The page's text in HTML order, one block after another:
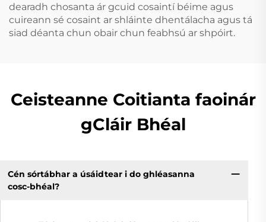
dearadh chosanta ár gcuid cosaintí béime agus
cuireann sé cosaint ar shláinte dhentálacha agus tá
siad déanta chun obair chun feabhsú ar shpóirt.
Ceisteanne Coitianta faoinár
gCláir Bhéal
Cén sórtábhar a úsáidtear i do ghléasanna
cosc-bhéal?